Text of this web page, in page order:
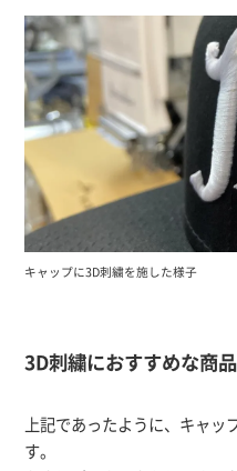
キャップに3D刺繍を施した様子
3D刺繍におすすめな商
上記であったように、キャッ
す。